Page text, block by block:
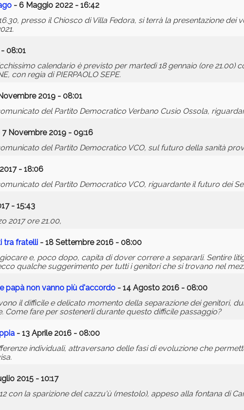
- 6 Maggio 2022 - 16:42
presso il Chiosco di Villa Fedora, si terrà la presentazione dei
08:01
calendario è previsto per martedì 18 gennaio (ore 21.00)
con regia di PIERPAOLO SEPE.
2019 - 08:01
del Partito Democratico Verbano Cusio Ossola,
7 Novembre 2019 - 09:16
del Partito Democratico VCO, sul futuro della sanità
- 18:06
del Partito Democratico VCO, riguardante il futuro dei
- 15:43
2017 ore 21.00,
tra fratelli - 18 Settembre 2016 - 08:00
e, poco dopo, capita di dover correre a separarli. Sentire
qualche suggerimento per tutti i genitori che si trovano nel
papà non vanno più d'accordo - 14 Agosto 2016 - 08:00
il difficile e delicato momento della separazione dei genitori,
Come fare per sostenerli durante questo difficile passaggio?
- 13 Aprile 2016 - 08:00
individuali, attraversano delle fasi di evoluzione che
2015 - 10:17
con la sparizione del cazzu'ù (mestolo), appeso alla fontana di